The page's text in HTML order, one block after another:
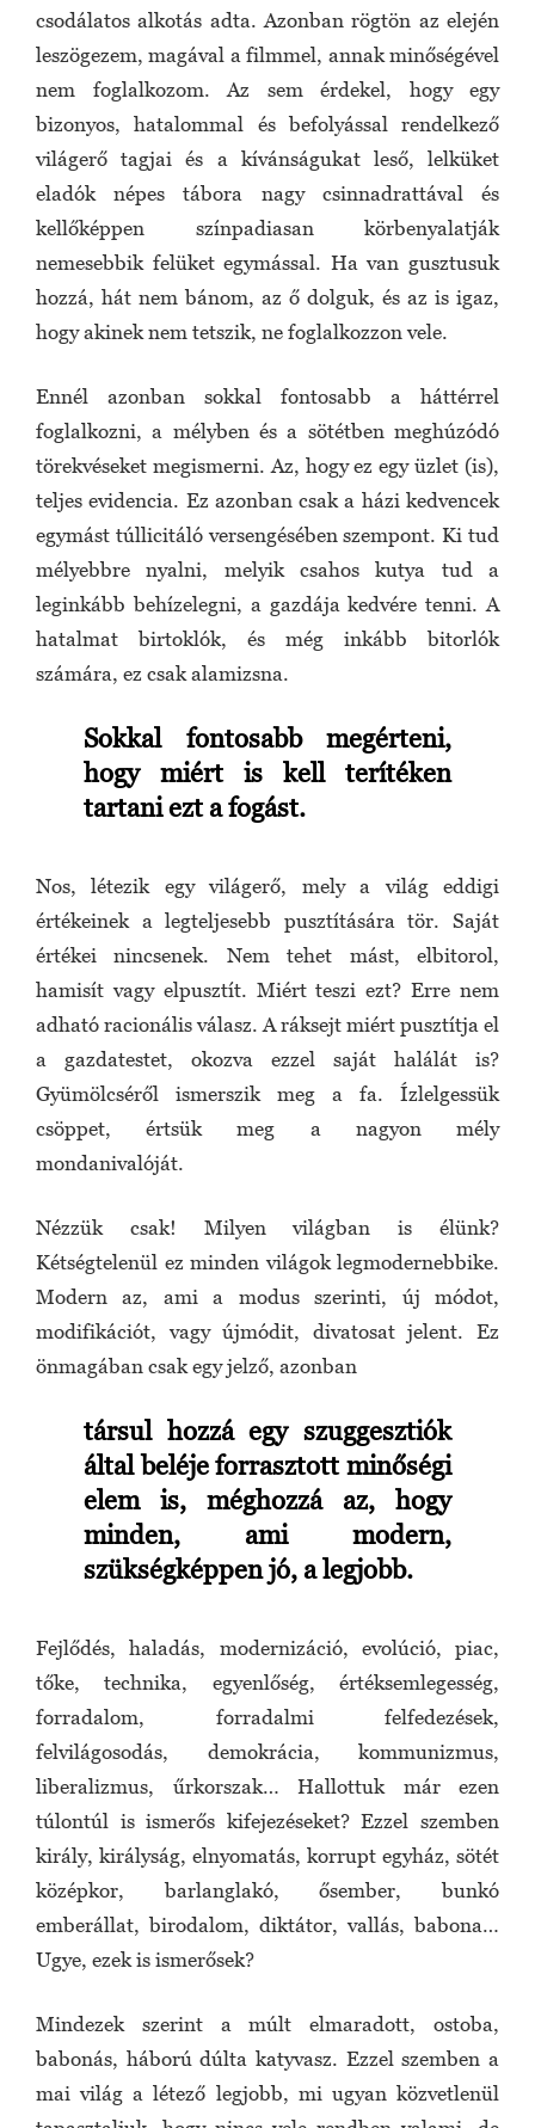
csodálatos alkotás adta. Azonban rögtön az elején
leszögezem, magával a filmmel, annak minőségével
nem foglalkozom. Az sem érdekel, hogy egy
bizonyos, hatalommal és befolyással rendelkező
világerő tagjai és a kívánságukat leső, lelküket
eladók népes tábora nagy csinnadrattával és
kellőképpen színpadiasan körbenyalatják
nemesebbik felüket egymással. Ha van gusztusuk
hozzá, hát nem bánom, az ő dolguk, és az is igaz,
hogy akinek nem tetszik, ne foglalkozzon vele.
Ennél azonban sokkal fontosabb a háttérrel
foglalkozni, a mélyben és a sötétben meghúzódó
törekvéseket megismerni. Az, hogy ez egy üzlet (is),
teljes evidencia. Ez azonban csak a házi kedvencek
egymást túllicitáló versengésében szempont. Ki tud
mélyebbre nyalni, melyik csahos kutya tud a
leginkább behízelegni, a gazdája kedvére tenni. A
hatalmat birtoklók, és még inkább bitorlók
számára, ez csak alamizsna.
Sokkal fontosabb megérteni,
hogy miért is kell terítéken
tartani ezt a fogást.
Nos, létezik egy világerő, mely a világ eddigi
értékeinek a legteljesebb pusztítására tör. Saját
értékei nincsenek. Nem tehet mást, elbitorol,
hamisít vagy elpusztít. Miért teszi ezt? Erre nem
adható racionális válasz. A ráksejt miért pusztítja el
a gazdatestet, okozva ezzel saját halálát is?
Gyümölcséről ismerszik meg a fa. Ízlelgessük
csöppet, értsük meg a nagyon mély
mondanivalóját.
Nézzük csak! Milyen világban is élünk?
Kétségtelenül ez minden világok legmodernebbike.
Modern az, ami a modus szerinti, új módot,
modifikációt, vagy újmódit, divatosat jelent. Ez
önmagában csak egy jelző, azonban
társul hozzá egy szuggesztiók
által beléje forrasztott minőségi
elem is, méghozzá az, hogy
minden, ami modern,
szükségképpen jó, a legjobb.
Fejlődés, haladás, modernizáció, evolúció, piac,
tőke, technika, egyenlőség, értéksemlegesség,
forradalom, forradalmi felfedezések,
felvilágosodás, demokrácia, kommunizmus,
liberalizmus, űrkorszak… Hallottuk már ezen
túlontúl is ismerős kifejezéseket? Ezzel szemben
király, királyság, elnyomatás, korrupt egyház, sötét
középkor, barlanglakó, ősember, bunkó
emberállat, birodalom, diktátor, vallás, babona…
Ugye, ezek is ismerősek?
Mindezek szerint a múlt elmaradott, ostoba,
babonás, háború dúlta katyvasz. Ezzel szemben a
mai világ a létező legjobb, mi ugyan közvetlenül